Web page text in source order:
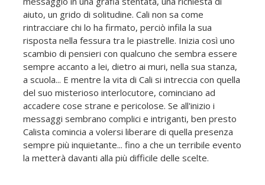
aiuto, un grido di solitudine. Cali non sa come
rintracciare chi lo ha firmato, perciò infila la sua
risposta nella fessura tra le piastrelle. Inizia così uno
scambio di pensieri con qualcuno che sembra essere
sempre accanto a lei, dietro ai muri, nella sua stanza,
a scuola... E mentre la vita di Cali si intreccia con quella
del suo misterioso interlocutore, cominciano ad
accadere cose strane e pericolose. Se all'inizio i
messaggi sembrano complici e intriganti, ben presto
Calista comincia a volersi liberare di quella presenza
sempre più inquietante... fino a che un terribile evento
la metterà davanti alla più difficile delle scelte.